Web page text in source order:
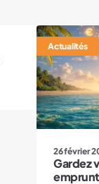
Actualités
26 février
Gardez